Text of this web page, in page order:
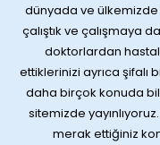
dünyada ve
çalıştık ve çalışmaya
doktorlardan
ettiklerinizi ayrıca şifalı
daha birçok konuda
sitemizde
merak ettiğiniz